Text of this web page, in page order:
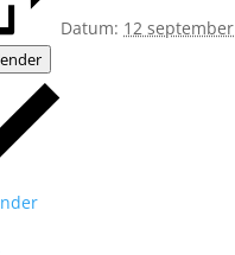
Datum: 12 september